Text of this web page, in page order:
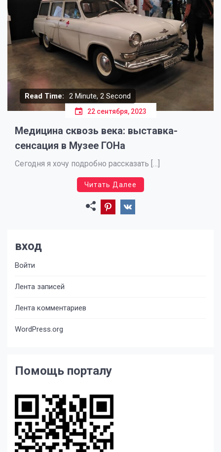
Read Time: 2 Minute, 2 Second
22 сентября, 2023
Медицина сквозь века: выставка-
сенсация в Музее ГОНа
Сегодня я хочу подробно рассказать […]
Читать Далее
вход
Войти
Лента записей
Лента комментариев
WordPress.org
Помощь порталу